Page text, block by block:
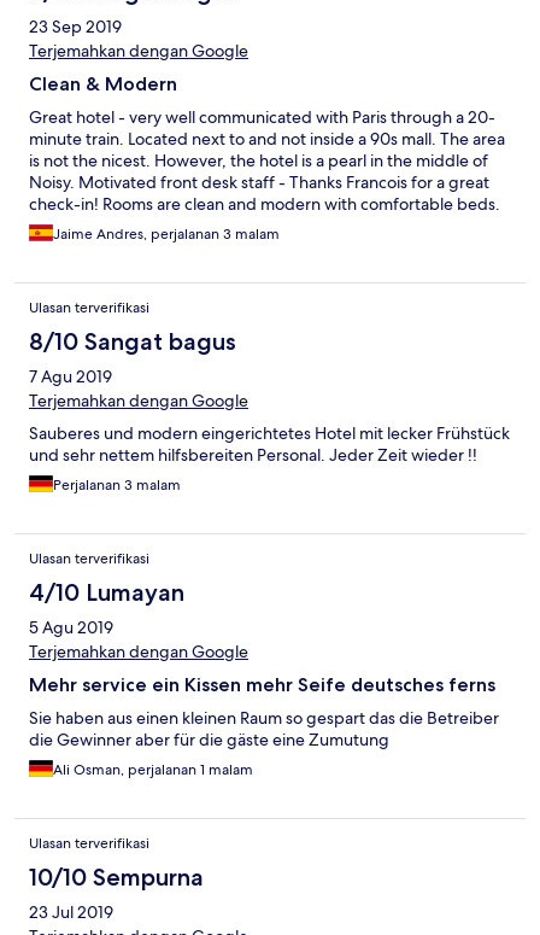
23 Sep 2019
Terjemahkan dengan Google
Clean & Modern
Great hotel - very well communicated with Paris through a 20-
minute train. Located next to and not inside a 90s mall. The area
is not the nicest. However, the hotel is a pearl in the middle of
Noisy. Motivated front desk staff - Thanks Francois for a great
check-in! Rooms are clean and modern with comfortable beds.
Jaime Andres, perjalanan 3 malam
Ulasan terverifikasi
8/10 Sangat bagus
7 Agu 2019
Terjemahkan dengan Google
Sauberes und modern eingerichtetes Hotel mit lecker Frühstück
und sehr nettem hilfsbereiten Personal. Jeder Zeit wieder !!
Perjalanan 3 malam
Ulasan terverifikasi
4/10 Lumayan
5 Agu 2019
Terjemahkan dengan Google
Mehr service ein Kissen mehr Seife deutsches ferns
Sie haben aus einen kleinen Raum so gespart das die Betreiber
die Gewinner aber für die gäste eine Zumutung
Ali Osman, perjalanan 1 malam
Ulasan terverifikasi
10/10 Sempurna
23 Jul 2019